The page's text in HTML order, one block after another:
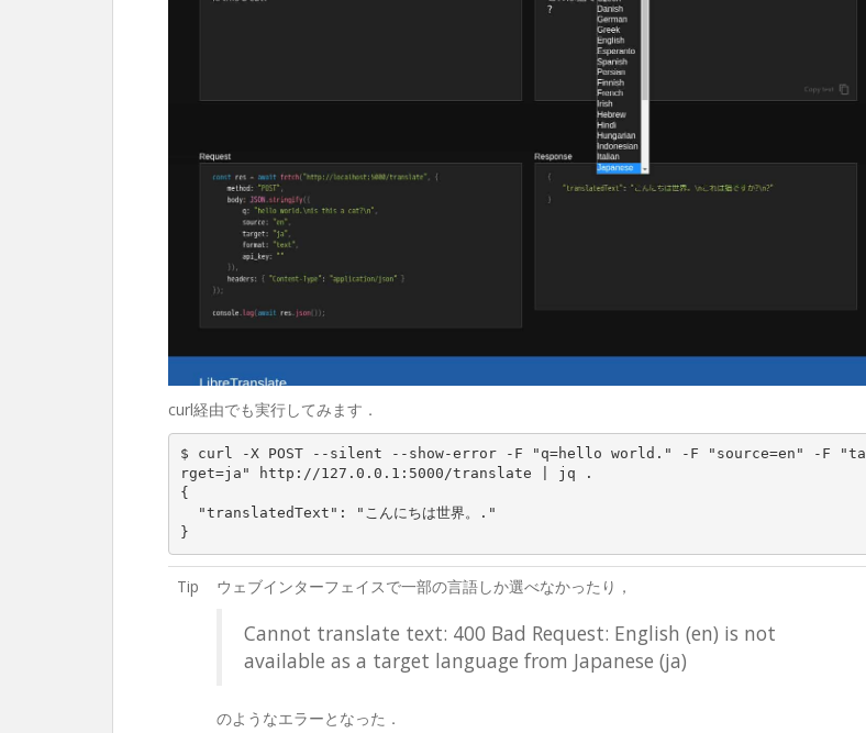
curl経由でも実行してみます．
$ curl -X POST --silent --show-error -F "q=hello world." -F "source=en" -F "ta
rget=ja" http://127.0.0.1:5000/translate | jq .
{
}
Tip ウェブインターフェイスで一部の言語しか選べなかったり，
Cannot translate text: 400 Bad Request: English (en) is not
available as a target language from Japanese (ja)
のようなエラーとなった．